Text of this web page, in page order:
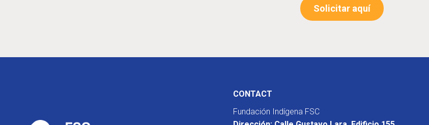
Solicitar aquí
CONTACT
Fundación Indígena FSC